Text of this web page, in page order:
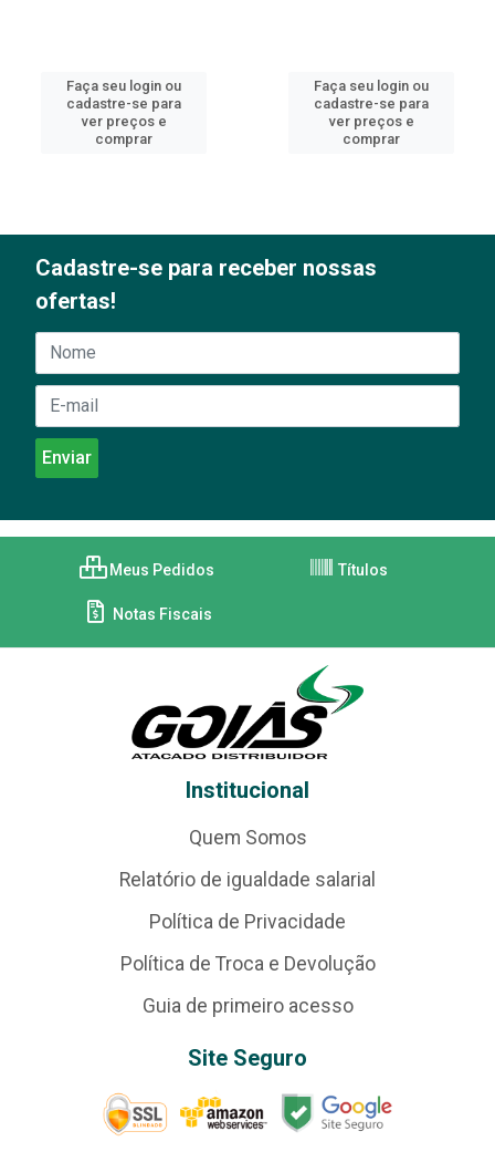
Faça seu login ou
cadastre-se para
ver preços e
comprar
Faça seu login ou
cadastre-se para
ver preços e
comprar
Cadastre-se para receber nossas
ofertas!
Meus Pedidos Títulos
Notas Fiscais
Institucional
Quem Somos
Relatório de igualdade salarial
Política de Privacidade
Política de Troca e Devolução
Guia de primeiro acesso
Site Seguro